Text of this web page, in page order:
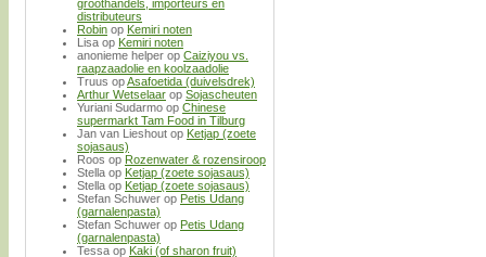
groothandels, importeurs en
distributeurs
Robin op Kemiri noten
Lisa op Kemiri noten
anonieme helper op Caiziyou vs.
raapzaadolie en koolzaadolie
Truus opAsafoetida (duivelsdrek)
Arthur Wetselaar op Sojascheuten
Yuriani Sudarmo op Chinese
supermarkt Tam Food in Tilburg
Jan van Lieshout op Ketjap (zoete
sojasaus)
Roos op Rozenwater & rozensiroop
Stella op Ketjap (zoete sojasaus)
Stella op Ketjap (zoete sojasaus)
Stefan Schuwer op Petis Udang
(garnalenpasta)
Stefan Schuwer op Petis Udang
(garnalenpasta)
Tessa op Kaki (of sharon fruit)